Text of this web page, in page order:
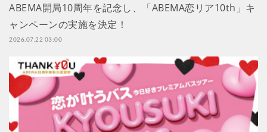
ABEMA開局10周年を記念し、「ABEMA恋リア10th」キ
ャンペーンの実施を決定！
2026.07.22 03:00